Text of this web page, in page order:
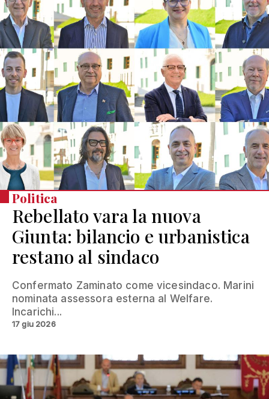
Politica
Rebellato vara la nuova
Giunta: bilancio e urbanistica
restano al sindaco
Confermato Zaminato come vicesindaco. Marini
nominata assessora esterna al Welfare.
Incarichi...
17 giu 2026